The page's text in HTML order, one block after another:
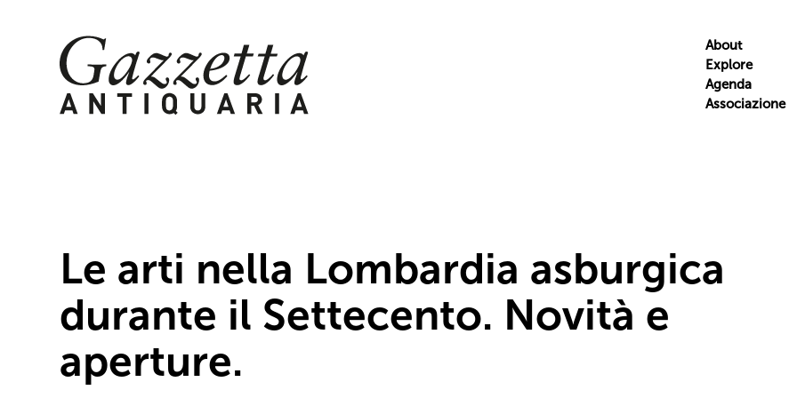
Skip
to
content
About
Explore
Agenda
Associazione
Le arti nella Lombardia asburgica
durante il Settecento. Novità e
aperture.